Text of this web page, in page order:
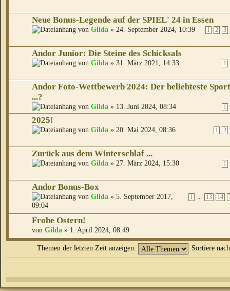
Neue Bonus-Legende auf der SPIEL' 24 in Essen
1 2 3
von Gilda » 24. September 2024, 10:39
Andor Junior: Die Steine des Schicksals
1
von Gilda » 31. März 2021, 14:33
Andor Foto-Wettbewerb 2024: Der beliebteste Sport
...?
1
von Gilda » 13. Juni 2024, 08:34
2025!
1 2
von Gilda » 20. Mai 2024, 08:36
Zurück aus dem Winterschlaf ...
1
von Gilda » 27. März 2024, 15:30
Andor Bonus-Box
1 ... 13 14
von Gilda » 5. September 2017,
09:04
Frohe Ostern!
von Gilda » 1. April 2024, 08:49
Themen der letzten Zeit anzeigen: Sortiere